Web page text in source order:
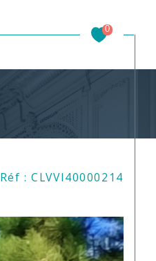
0
Réf : CLVVI40000214